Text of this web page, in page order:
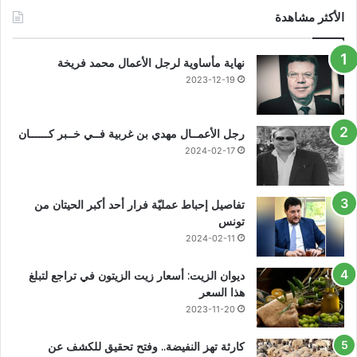
الأكثر مشاهدة
نهاية مأساوية لرجل الأعمال محمد فريخة
2023-12-19
رجل الأعمــال مهدي بن غربية فــي خــبر كــــــان
2024-02-17
تفاصيل إحباط عمليّة فرار أحد أكبر الحيتان من
تونس
2024-02-11
ديوان الزيت: أسعار زيت الزيتون في تراجع لتبلغ
هذا السعر
2023-11-20
كارثة تهز النفيضة.. وفتح تحقيق للكشف عن